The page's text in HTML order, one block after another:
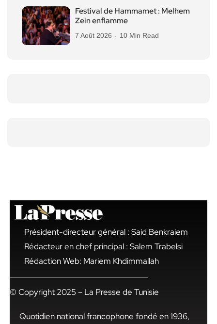
Festival de Hammamet : Melhem
Zein enflamme
7 Août 2026 10 Min Read
Président-directeur général : Said Benkraiem
Rédacteur en chef principal : Salem Trabelsi
Rédaction Web: Mariem Khdimmallah
© Copyright 2025 – La Presse de Tunisie
Quotidien national francophone fondé en 1936,